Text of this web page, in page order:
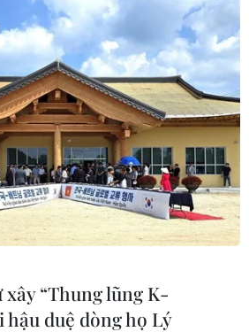
xây “Thung lũng K-
hậu duệ dòng họ Lý